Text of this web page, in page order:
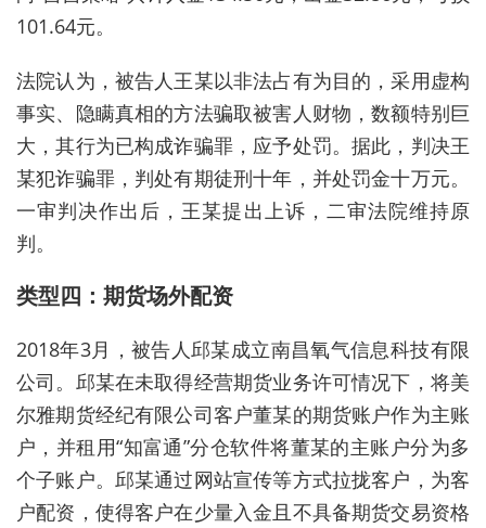
101.64元。
法院认为，被告人王某以非法占有为目的，采用虚构
事实、隐瞒真相的方法骗取被害人财物，数额特别巨
大，其行为已构成诈骗罪，应予处罚。据此，判决王
某犯诈骗罪，判处有期徒刑十年，并处罚金十万元。
一审判决作出后，王某提出上诉，二审法院维持原
判。
类型四：期货场外配资
2018年3月，被告人邱某成立南昌氧气信息科技有限
公司。邱某在未取得经营期货业务许可情况下，将美
尔雅期货经纪有限公司客户董某的期货账户作为主账
户，并租用“知富通”分仓软件将董某的主账户分为多
个子账户。邱某通过网站宣传等方式拉拢客户，为客
户配资 ，使得客户在少量入金且不具备期货交易资格